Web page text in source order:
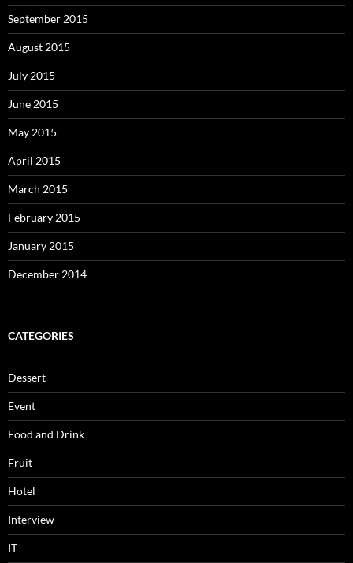
September 2015
August 2015
July 2015
June 2015
May 2015
April 2015
March 2015
February 2015
January 2015
December 2014
CATEGORIES
Dessert
Event
Food and Drink
Fruit
Hotel
Interview
IT